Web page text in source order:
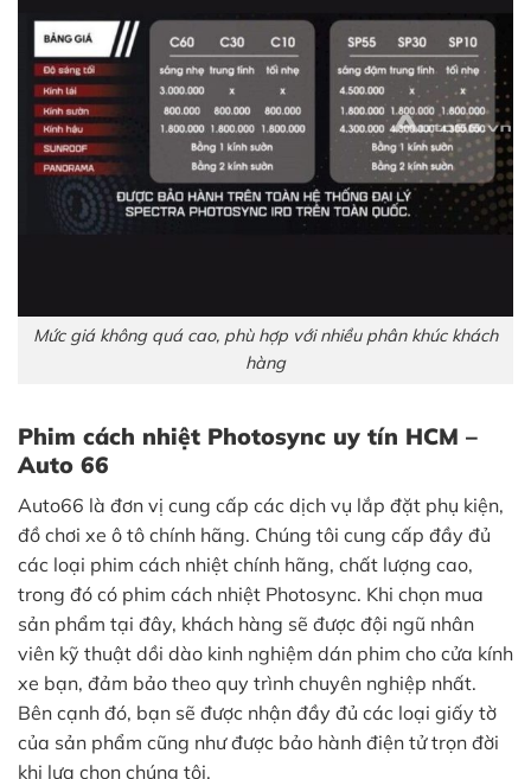
Mức giá không quá cao, phù hợp với nhiều phân khúc khách
hàng
Phim cách nhiệt Photosync uy tín HCM –
Auto 66
Auto66 là đơn vị cung cấp các dịch vụ lắp đặt phụ kiện,
đồ chơi xe ô tô chính hãng. Chúng tôi cung cấp đầy đủ
các loại phim cách nhiệt chính hãng, chất lượng cao,
trong đó có phim cách nhiệt Photosync. Khi chọn mua
sản phẩm tại đây, khách hàng sẽ được đội ngũ nhân
viên kỹ thuật dồi dào kinh nghiệm dán phim cho cửa kính
xe bạn, đảm bảo theo quy trình chuyên nghiệp nhất.
Bên cạnh đó, bạn sẽ được nhận đầy đủ các loại giấy tờ
của sản phẩm cũng như được bảo hành điện tử trọn đời
khi lựa chọn chúng tôi.